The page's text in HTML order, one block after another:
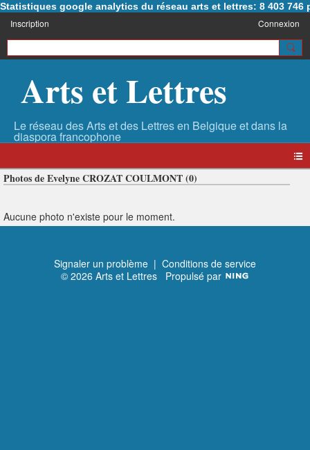
Statistiques google analytics du réseau arts et lettres: 8 403 746
Inscription Connexion
Arts et Lettres
Photos de Evelyne CROZAT COULMONT (0)
Aucune photo n'existe pour le moment.
Signaler un problème | Conditions de service
© 2026 Arts et Lettres Propulsé par